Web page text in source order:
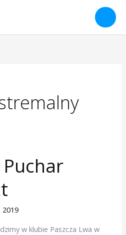
2019
w klubie Paszcza Lwa w